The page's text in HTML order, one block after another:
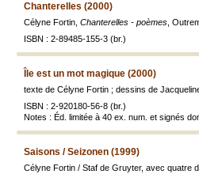
Chanterelles (2000)
Célyne Fortin, Chanterelles - poèmes ,
ISBN : 2-89485-155-3 (br.)
Île est un mot magique (2000)
texte de Célyne Fortin ; dessins de
ISBN : 2-920180-56-8 (br.)
Notes : Éd. limitée à 40 ex. num. et signés
Saisons / Seizonen (1999)
Célyne Fortin / Staf de Gruyter, avec quatre